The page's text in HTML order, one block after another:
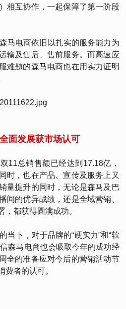
相互协作，一起保障了第一阶段
马电商依旧以扎实的服务能力为
输及售后、售前服务。而高速应
难题的森马电商也在用实力证明
面发展获市场认可
11总销售额已经达到17.18亿，
时，也在产品、宣传及服务上又
量提升的同时，无论是森马及巴
间的优异战绩，还是全域营销、
，都获得圆满成功。
当下，对于品牌的“硬实力”和“软
森马电商也会吸取今年的成功经
全的准备应对今后的营销活动节
费者的认可。